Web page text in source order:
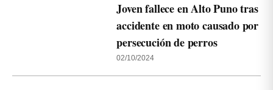
Joven fallece en Alto Puno tras
accidente en moto causado por
persecución de perros
02/10/2024